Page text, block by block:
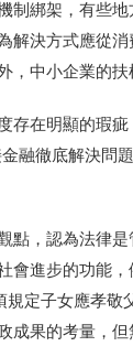
制綁架，有些
解決方式應從
，中小企業的
存在明顯的瑕
融徹底解決問
點，認為法律
會進步的功能
規定子女應孝
成果的考量，